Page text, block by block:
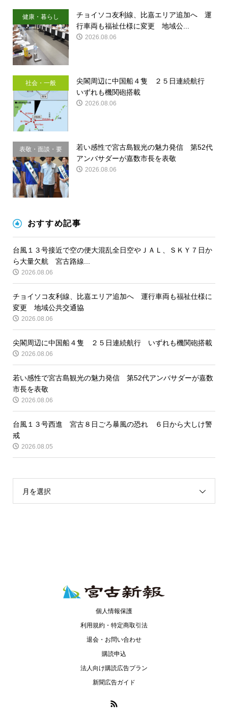
健康・暮らし
チョイソコ友利線、比嘉エリア追加へ 運
行車両も福祉仕様に変更 地域公...
2026.08.06
社会・一般
尖閣周辺に中国船４隻 ２５日連続航行
いずれも機関砲搭載
2026.08.06
表敬・面談・要
請
若い感性で宮古島観光の魅力発信 第52代
アンバサダーが嘉数市長を表敬
2026.08.06
おすすめ記事
台風１３号接近で空の便大混乱全日空やＪＡＬ、ＳＫＹ７日か
ら大量欠航 宮古路線...
2026.08.06
チョイソコ友利線、比嘉エリア追加へ 運行車両も福祉仕様に
変更 地域公共交通協
2026.08.06
尖閣周辺に中国船４隻 ２５日連続航行 いずれも機関砲搭載
2026.08.06
若い感性で宮古島観光の魅力発信 第52代アンバサダーが嘉数
市長を表敬
2026.08.06
台風１３号西進 宮古８日ごろ暴風の恐れ ６日から大しけ警
戒
2026.08.05
月を選択
個人情報保護
利用規約・特定商取引法
退会・お問い合わせ
購読申込
法人向け購読広告プラン
新聞広告ガイド